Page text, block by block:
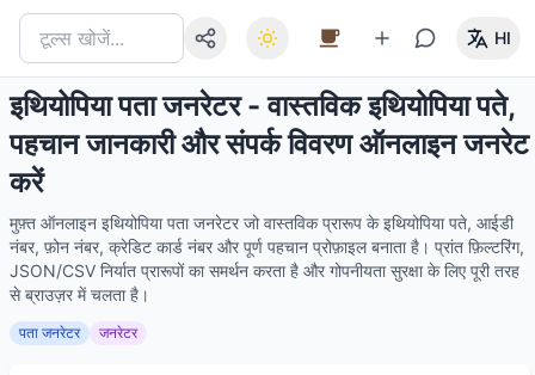
HI
इथियोपिया पता जनरेटर - वास्तविक इथियोपिया पते,
पहचान जानकारी और संपर्क विवरण ऑनलाइन जनरेट
करें
मुफ़्त ऑनलाइन इथियोपिया पता जनरेटर जो वास्तविक प्रारूप के इथियोपिया पते, आईडी
नंबर, फ़ोन नंबर, क्रेडिट कार्ड नंबर और पूर्ण पहचान प्रोफ़ाइल बनाता है। प्रांत फ़िल्टरिंग,
JSON/CSV निर्यात प्रारूपों का समर्थन करता है और गोपनीयता सुरक्षा के लिए पूरी तरह
से ब्राउज़र में चलता है।
पता जनरेटर जनरेटर